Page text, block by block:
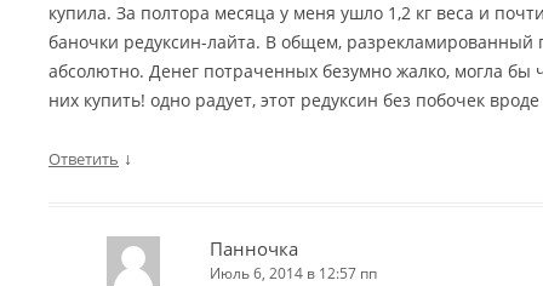
купила. За полтора месяца у меня ушло 1,2 кг веса и
баночки редуксин-лайта. В общем, разрекламированный
абсолютно. Денег потраченных безумно жалко, могла бы
них купить! одно радует, этот редуксин без побочек
Ответить ↓
Панночка
Июль 6, 2014 в 12:57 пп